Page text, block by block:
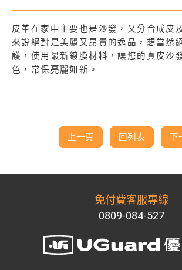
皮革在家中主要也是沙發，又分合成皮
來說絕對是美麗又昂貴的逸品，想當然
護，使用最新鍍膜材料，讓您的真皮沙
色，常保亮麗如新。
上一頁 回列表 下
免付費客服專線
0809-084-527